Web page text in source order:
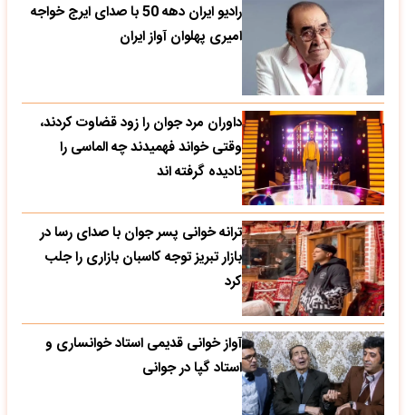
رادیو ایران دهه 50 با صدای ایرج خواجه
امیری پهلوان آواز ایران
داوران مرد جوان را زود قضاوت کردند،
وقتی خواند فهمیدند چه الماسی را
نادیده گرفته اند
ترانه خوانی پسر جوان با صدای رسا در
بازار تبریز توجه کاسبان بازاری را جلب
کرد
آواز خوانی قدیمی استاد خوانساری و
استاد گپا در جوانی